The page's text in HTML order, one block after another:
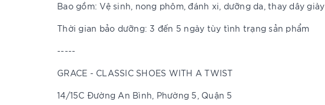
Bao gồm: Vệ sinh, nong phôm, đánh xi, dưỡng da, thay dây giày
Thời gian bảo dưỡng: 3 đến 5 ngày tùy tình trạng sản phẩm
-----
GRACE - CLASSIC SHOES WITH A TWIST
14/15C Đường An Bình, Phường 5, Quận 5